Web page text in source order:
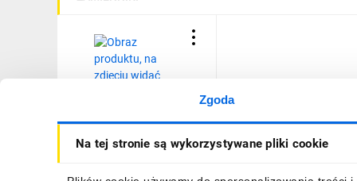
Zgoda
Na tej stronie są wykorzystywane pliki cookie
Korytko kablowe
cynkowane perforowane